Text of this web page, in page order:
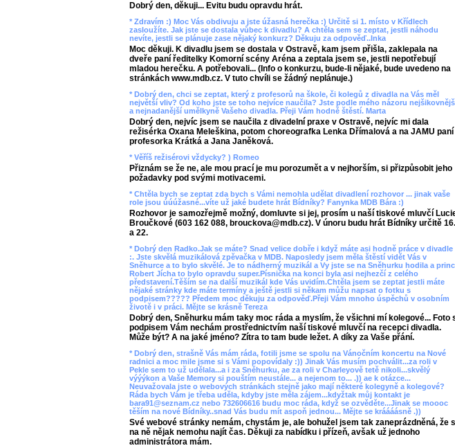
Dobrý den, děkuji... Evitu budu opravdu hrát.
* Zdravím :) Moc Vás obdivuju a jste úžasná herečka :) Určitě si 1. místo v Křídlech
zasloužíte. Jak jste se dostala vůbec k divadlu? A chtěla sem se zeptat, jestli náhodu
nevíte, jestli se plánuje zase nějaký konkurz? Děkuju za odpověď..Inka
Moc děkuji. K divadlu jsem se dostala v Ostravě, kam jsem přišla, zaklepala na
dveře paní ředitelky Komorní scény Aréna a zeptala jsem se, jestli nepotřebují
mladou herečku. A potřebovali... (Info o konkurzu, bude-li nějaké, bude uvedeno na
stránkách www.mdb.cz. V tuto chvíli se žádný neplánuje.)
* Dobrý den, chci se zeptat, který z profesorů na škole, či kolegů z divadla na Vás měl
největší vliv? Od koho jste se toho nejvíce naučila? Jste podle mého názoru
a nejnadanější umělkyně Vašeho divadla. Přeji Vám hodně štěstí. Marta
Dobrý den, nejvíc jsem se naučila z divadelní praxe v Ostravě, nejvíc mi dala
režisérka Oxana Meleškina, potom choreografka Lenka Dřímalová a na JAMU paní
profesorka Krátká a Jana Janěková.
* Věříš režisérovi vždycky? ) Romeo
Přiznám se že ne, ale mou prací je mu porozumět a v nejhorším, si přizpůsobit jeho
požadavky pod svými motivacemi.
* Chtěla bych se zeptat zda bych s Vámi nemohla udělat divadlení rozhovor ... jinak vaše
role jsou úúúžasné...víte už jaké budete hrát Bídníky? Fanynka MDB Bára :)
Rozhovor je samozřejmě možný, domluvte si jej, prosím u naší tiskové mluvčí
Broučkové (603 162 088, brouckova@mdb.cz). V únoru budu hrát Bídníky určitě 16.
a 22.
* Dobrý den Radko.Jak se máte? Snad velice dobře i když máte asi hodně práce v divadle
:. Jste skvělá muzikálová zpěvačka v MDB. Naposledy jsem měla štěstí vidět Vás v
Sněhurce a to bylo skvělé. Je to nádherný muzikál a Vy jste se na Sněhurku hodila a princ
Robert Jícha to bylo opravdu super.Písnička na konci byla asi nejhezčí z celého
představení.Těším se na další muzikál kde Vás uvidím.Chtěla jsem se zeptat jestli máte
nějaké stránky kde máte termíny a ještě jestli si někam můžu napsat o fotku s
podpisem????? Předem moc děkuju za odpověď.Přeji Vám mnoho úspěchů v osobním
životě i v práci. Mějte se krásně Tereza
Dobrý den, Sněhurku mám taky moc ráda a myslím, že všichni mí kolegové... Foto
podpisem Vám nechám prostřednictvím naší tiskové mluvčí na recepci divadla.
Může být? A na jaké jméno? Zítra to tam bude ležet. A díky za Vaše přání.
* Dobrý den, strašně Vás mám ráda, fotili jsme se spolu na Vánočním koncertu na Nové
radnici a moc mile jsme si s Vámi popovídaly :)) Jinak Vás musím pochválit...za roli v
Pekle sem to už udělala...a i za Sněhurku, ae za roli v Charleyově tetě nikoli...skvělý
výýýkon a Vaše Memory si pouštím neustále... a nejenom to... .)) ae k otázce...
Neuvažovala jste o webových stránkách stejně jako mají některé kolegyně a kolegové?
Ráda bych Vám je třeba uděla, kdyby jste měla zájem...kdyžtak můj kontakt je
bara91@seznam.cz nebo 732606616 budu moc ráda, když se ozvěděte...Jinak se moooc
těším na nové Bídníky..snad Vás budu mít aspoň jednou... Mějte se kráááásně .))
Své webové stránky nemám, chystám je, ale bohužel jsem tak zaneprázdněná, že
na ně nějak nemohu najít čas. Děkuji za nabídku i přízeň, avšak už jednoho
administrátora mám.